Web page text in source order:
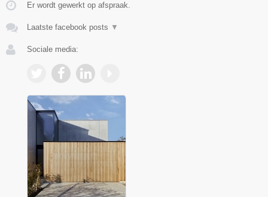
Er wordt gewerkt op afspraak.
Laatste facebook posts ▼
Sociale media: